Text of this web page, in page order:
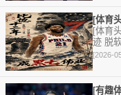
[体育
迹 脱
比德
篮球体
[2026-